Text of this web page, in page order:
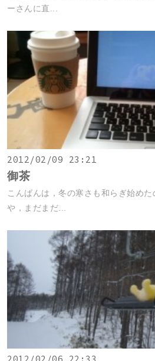
ーさんに直...
2012/02/09 23:21
御茶
こんばんは，冬の寒さも和らぎ始め
や，まだまだ...